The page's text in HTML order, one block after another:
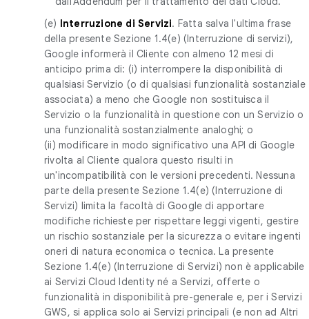
(e) Interruzione di Servizi. Fatta salva l'ultima frase
della presente Sezione 1.4(e) (Interruzione di servizi),
Google informerà il Cliente con almeno 12 mesi di
anticipo prima di: (i) interrompere la disponibilità di
qualsiasi Servizio (o di qualsiasi funzionalità sostanziale
associata) a meno che Google non sostituisca il
Servizio o la funzionalità in questione con un Servizio o
una funzionalità sostanzialmente analoghi; o
(ii) modificare in modo significativo una API di Google
rivolta al Cliente qualora questo risulti in
un'incompatibilità con le versioni precedenti. Nessuna
parte della presente Sezione 1.4(e) (Interruzione di
Servizi) limita la facoltà di Google di apportare
modifiche richieste per rispettare leggi vigenti, gestire
un rischio sostanziale per la sicurezza o evitare ingenti
oneri di natura economica o tecnica. La presente
Sezione 1.4(e) (Interruzione di Servizi) non è applicabile
ai Servizi Cloud Identity né a Servizi, offerte o
funzionalità in disponibilità pre-generale e, per i Servizi
GWS, si applica solo ai Servizi principali (e non ad Altri